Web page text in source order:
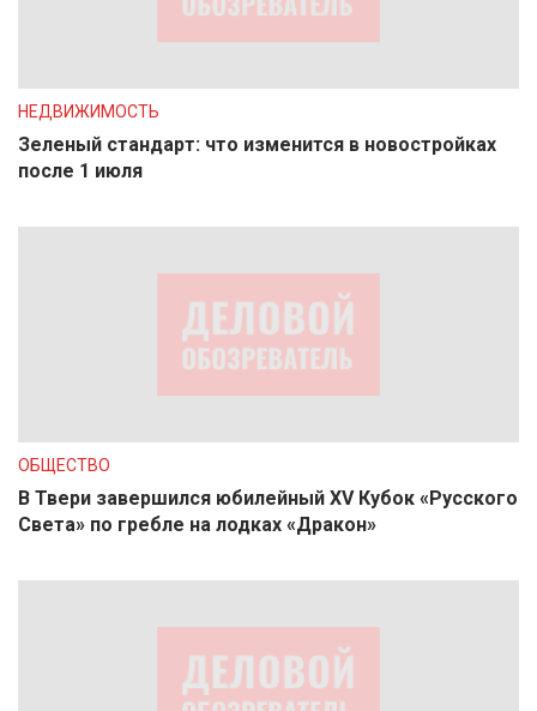
НЕДВИЖИМОСТЬ
Зеленый стандарт: что изменится в новостройках
после 1 июля
ОБЩЕСТВО
В Твери завершился юбилейный XV Кубок «Русского
Света» по гребле на лодках «Дракон»